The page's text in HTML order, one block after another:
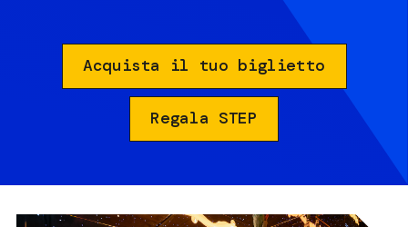
Acquista il tuo biglietto
Regala STEP